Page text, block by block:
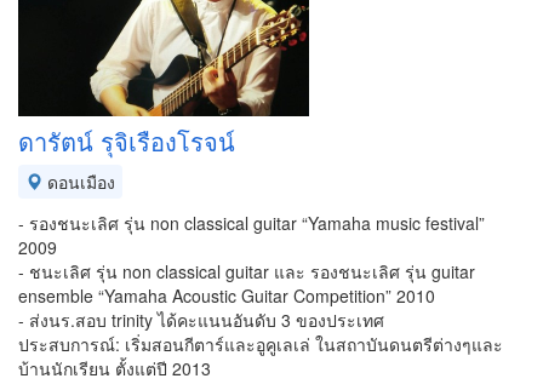
ดารัตน์ รุจิเรืองโรจน์
ดอนเมือง
- รองชนะเลิศ รุ่น non classical guitar “Yamaha music festival”
2009
- ชนะเลิศ รุ่น non classical guitar และ รองชนะเลิศ รุ่น guitar
ensemble “Yamaha Acoustic Guitar Competition” 2010
- ส่งนร.สอบ trinity ได้คะแนนอันดับ 3 ของประเทศ
ประสบการณ์: เริ่มสอนกีตาร์และอูคูเลเล่ ในสถาบันดนตรีต่างๆและ
บ้านนักเรียน ตั้งแต่ปี 2013